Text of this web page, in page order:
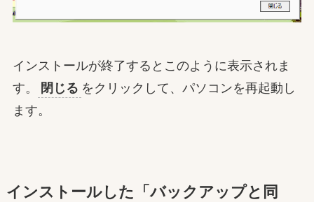
インストールが終了するとこのように表示されま
す。
閉じる をクリックして、パソコンを再起動し
ます。
インストールした「バックアップと同